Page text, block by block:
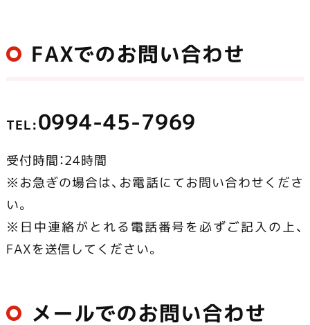
FAXでのお問い合わせ
TEL:0994-45-7969
受付時間：24時間
※お急ぎの場合は、お電話にてお問い合わせくださ
い。
※日中連絡がとれる電話番号を必ずご記入の上、
FAXを送信してください。
メールでのお問い合わせ